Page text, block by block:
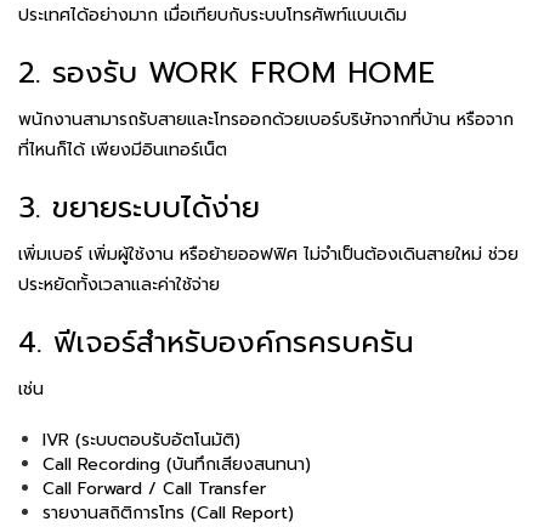
ประเทศได้อย่างมาก เมื่อเทียบกับระบบโทรศัพท์แบบเดิม
2. รองรับ WORK FROM HOME
พนักงานสามารถรับสายและโทรออกด้วยเบอร์บริษัทจากที่บ้าน หรือจาก
ที่ไหนก็ได้ เพียงมีอินเทอร์เน็ต
3. ขยายระบบได้ง่าย
เพิ่มเบอร์ เพิ่มผู้ใช้งาน หรือย้ายออฟฟิศ ไม่จำเป็นต้องเดินสายใหม่ ช่วย
ประหยัดทั้งเวลาและค่าใช้จ่าย
4. ฟีเจอร์สำหรับองค์กรครบครัน
เช่น
IVR (ระบบตอบรับอัตโนมัติ)
Call Recording (บันทึกเสียงสนทนา)
Call Forward / Call Transfer
รายงานสถิติการโทร (Call Report)